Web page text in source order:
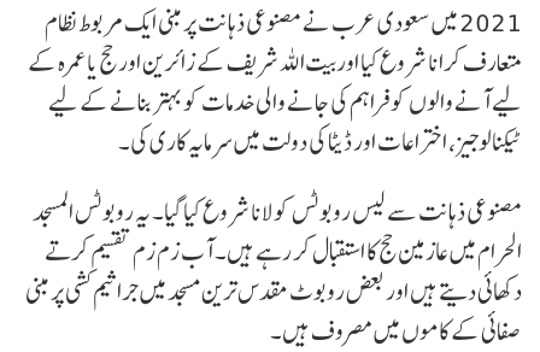
2021 میں سعودی عرب نے مصنوعی ذہانت پر مبنی ایک مربوط نظام
متعارف کرانا شروع کیا اور بیت اللہ شریف کے زائرین اور حج یا عمرہ کے
لیے آنے والوں کو فراہم کی جانے والی خدمات کو بہتر بنانے کے لیے
ٹیکنالوجیز، اختراعات اور ڈیٹا کی دولت میں سرمایہ کاری کی۔
مصنوعی ذہانت سے لیس روبوٹس کو لانا شروع کیا گیا۔ یہ روبوٹس المسجد
الحرام میں عازمین حج کا استقبال کر رہے ہیں۔ آب زم زم تقسیم کرتے
دکھائی دیتے ہیں اور بعض روبوٹ مقدس ترین مسجد میں جراثیم کشی پر مبنی
صفائی کے کاموں میں مصروف ہیں۔